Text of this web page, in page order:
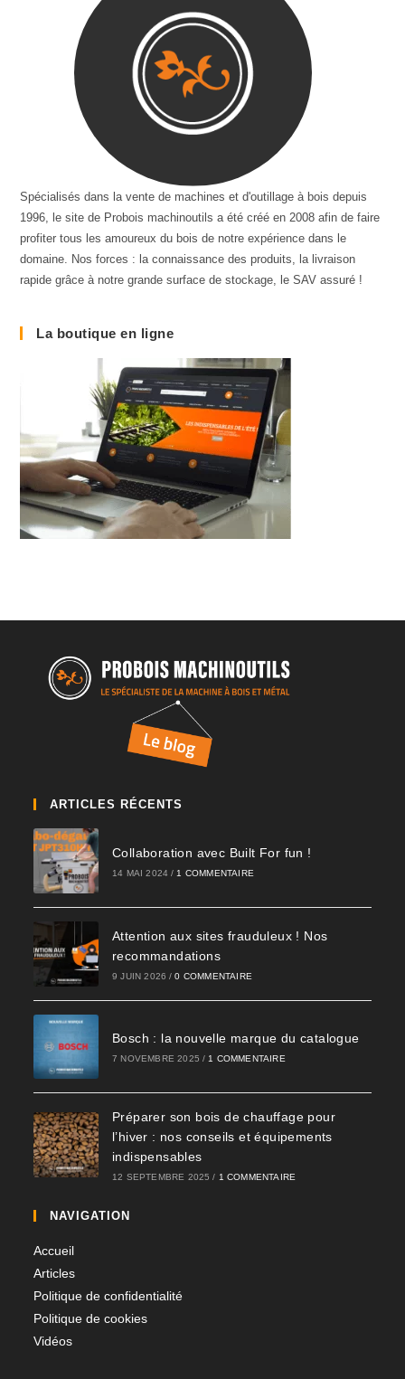
Spécialisés dans la vente de machines et d'outillage à bois depuis
1996, le site de Probois machinoutils a été créé en 2008 afin de faire
profiter tous les amoureux du bois de notre expérience dans le
domaine. Nos forces : la connaissance des produits, la livraison
rapide grâce à notre grande surface de stockage, le SAV assuré !
La boutique en ligne
ARTICLES RÉCENTS
Collaboration avec Built For fun !
14 MAI 2024 / 1 COMMENTAIRE
Attention aux sites frauduleux ! Nos
recommandations
9 JUIN 2026 / 0 COMMENTAIRE
Bosch : la nouvelle marque du catalogue
7 NOVEMBRE 2025 / 1 COMMENTAIRE
Préparer son bois de chauffage pour
l’hiver : nos conseils et équipements
indispensables​
12 SEPTEMBRE 2025 / 1 COMMENTAIRE
NAVIGATION
Accueil
Articles
Politique de confidentialité
Politique de cookies
Vidéos